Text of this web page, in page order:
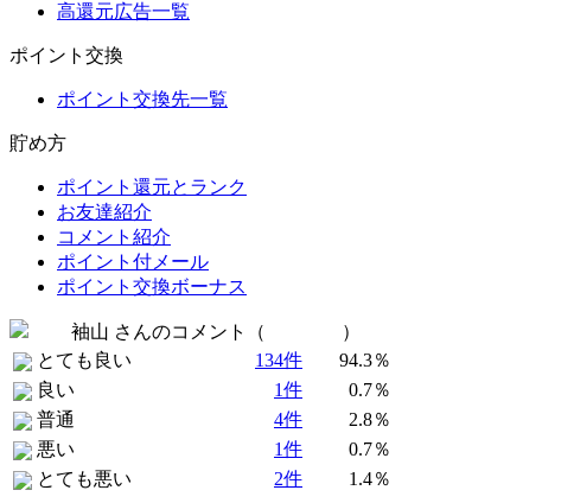
高還元広告一覧
ポイント交換
ポイント交換先一覧
貯め方
ポイント還元とランク
お友達紹介
コメント紹介
ポイント付メール
ポイント交換ボーナス
袖山 さんのコメント（
）
とても良い
134件
94.3％
良い
1件
0.7％
普通
4件
2.8％
悪い
1件
0.7％
とても悪い
2件 1.4％